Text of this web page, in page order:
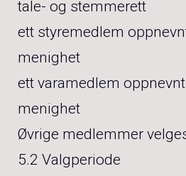
tale- og stemmerett
ett styremedlem
menighet
ett varamedlem
menighet
Øvrige medlemmer
5.2 Valgperiode